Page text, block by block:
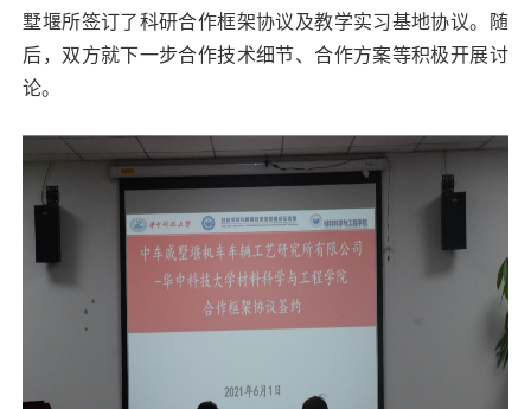
墅堰所签订了科研合作框架协议及教学实习基地协议。随
后，双方就下一步合作技术细节、合作方案等积极开展讨
论。